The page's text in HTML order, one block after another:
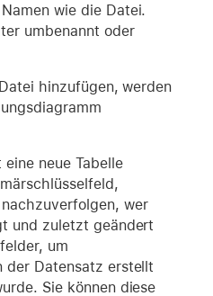
wie die Datei.
umbenannt oder
hinzufügen, werden
neue Tabelle
wer
und zuletzt geändert
um
der Datensatz erstellt
Sie können diese